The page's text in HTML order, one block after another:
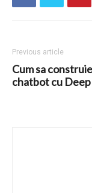
Previous article
Cum sa
chatbot cu